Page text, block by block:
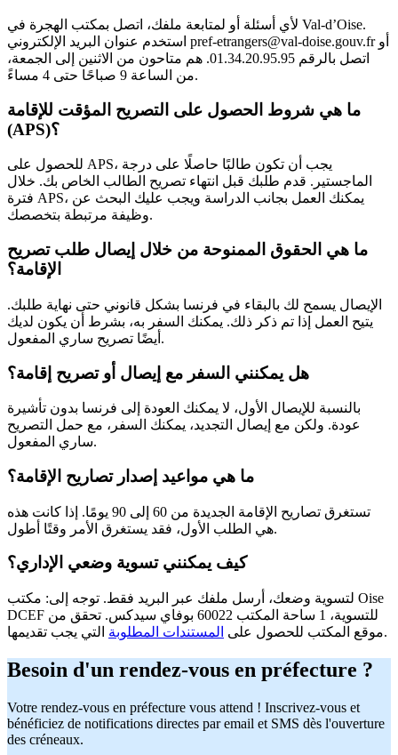
لأي أسئلة أو لمتابعة ملفك، اتصل بمكتب الهجرة في Val-d’Oise.
استخدم عنوان البريد الإلكتروني pref-etrangers@val-doise.gouv.fr أو
اتصل بالرقم 01.34.20.95.95. هم متاحون من الاثنين إلى الجمعة،
من الساعة 9 صباحًا حتى 4 مساءً.
ما هي شروط الحصول على التصريح المؤقت للإقامة
(APS)؟
للحصول على APS، يجب أن تكون طالبًا حاصلًا على درجة
الماجستير. قدم طلبك قبل انتهاء تصريح الطالب الخاص بك. خلال
فترة APS، يمكنك العمل بجانب الدراسة ويجب عليك البحث عن
وظيفة مرتبطة بتخصصك.
ما هي الحقوق الممنوحة من خلال إيصال طلب تصريح
الإقامة؟
الإيصال يسمح لك بالبقاء في فرنسا بشكل قانوني حتى نهاية طلبك.
يتيح العمل إذا تم ذكر ذلك. يمكنك السفر به، بشرط أن يكون لديك
أيضًا تصريح ساري المفعول.
هل يمكنني السفر مع إيصال أو تصريح إقامة؟
بالنسبة للإيصال الأول، لا يمكنك العودة إلى فرنسا بدون تأشيرة
عودة. ولكن مع إيصال التجديد، يمكنك السفر، مع حمل التصريح
ساري المفعول.
ما هي مواعيد إصدار تصاريح الإقامة؟
تستغرق تصاريح الإقامة الجديدة من 60 إلى 90 يومًا. إذا كانت هذه
هي الطلب الأول، فقد يستغرق الأمر وقتًا أطول.
كيف يمكنني تسوية وضعي الإداري؟
لتسوية وضعك، أرسل ملفك عبر البريد فقط. توجه إلى: مكتب Oise
DCEF للتسوية، 1 ساحة المكتب 60022 بوفاي سيدكس. تحقق من
موقع المكتب للحصول على المستندات المطلوبة التي يجب تقديمها.
Besoin d'un rendez-vous en préfecture ?
Votre rendez-vous en préfecture vous attend ! Inscrivez-vous et
bénéficiez de notifications directes par email et SMS dès l'ouverture
des créneaux.